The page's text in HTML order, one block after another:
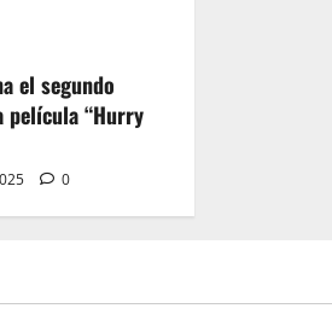
el segundo
película “Hurry
0